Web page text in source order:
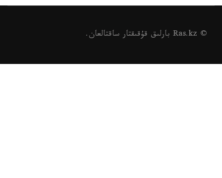
© Ras.kz بارلىق قۇقىقتار ساقتالعان.